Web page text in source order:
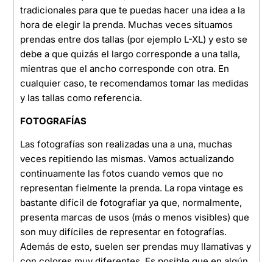
tradicionales para que te puedas hacer una idea a la
hora de elegir la prenda. Muchas veces situamos
prendas entre dos tallas (por ejemplo L-XL) y esto se
debe a que quizás el largo corresponde a una talla,
mientras que el ancho corresponde con otra. En
cualquier caso, te recomendamos tomar las medidas
y las tallas como referencia.
FOTOGRAFÍAS
Las fotografías son realizadas una a una, muchas
veces repitiendo las mismas. Vamos actualizando
continuamente las fotos cuando vemos que no
representan fielmente la prenda. La ropa vintage es
bastante difícil de fotografiar ya que, normalmente,
presenta marcas de usos (más o menos visibles) que
son muy difíciles de representar en fotografías.
Además de esto, suelen ser prendas muy llamativas y